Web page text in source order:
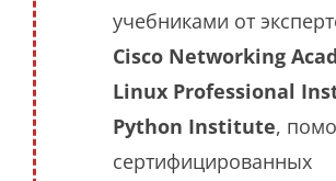
учебниками от
Cisco Networking
Linux Professional
Python Institute,
сертифицированных